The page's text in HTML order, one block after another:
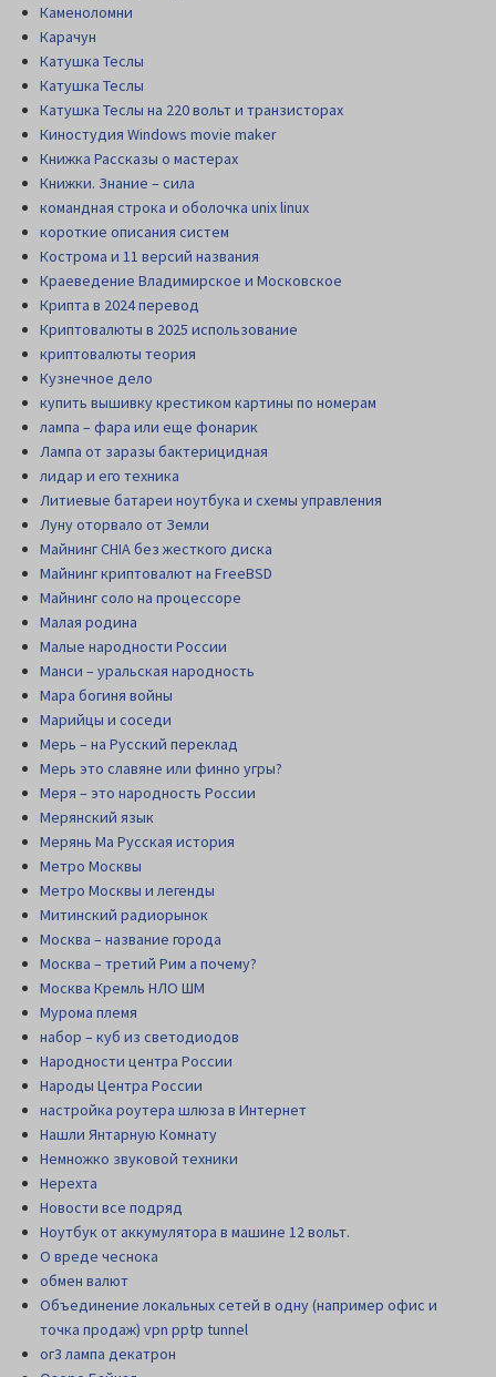
Каменоломни
Карачун
Катушка Теслы
Катушка Теслы
Катушка Теслы на 220 вольт и транзисторах
Киностудия Windows movie maker
Книжка Рассказы о мастерах
Книжки. Знание – сила
командная строка и оболочка unix linux
короткие описания систем
Кострома и 11 версий названия
Краеведение Владимирское и Московское
Крипта в 2024 перевод
Криптовалюты в 2025 использование
криптовалюты теория
Кузнечное дело
купить вышивку крестиком картины по номерам
лампа – фара или еще фонарик
Лампа от заразы бактерицидная
лидар и его техника
Литиевые батареи ноутбука и схемы управления
Луну оторвало от Земли
Майнинг CHIA без жесткого диска
Майнинг криптовалют на FreeBSD
Майнинг соло на процессоре
Малая родина
Малые народности России
Манси – уральская народность
Мара богиня войны
Марийцы и соседи
Мерь – на Русский переклад
Мерь это славяне или финно угры?
Меря – это народность России
Мерянский язык
Мерянь Ма Русская история
Метро Москвы
Метро Москвы и легенды
Митинский радиорынок
Москва – название города
Москва – третий Рим а почему?
Москва Кремль НЛО ШМ
Мурома племя
набор – куб из светодиодов
Народности центра России
Народы Центра России
настройка роутера шлюза в Интернет
Нашли Янтарную Комнату
Немножко звуковой техники
Нерехта
Новости все подряд
Ноутбук от аккумулятора в машине 12 вольт.
О вреде чеснока
обмен валют
Объединение локальных сетей в одну (например офис и
точка продаж) vpn pptp tunnel
ог3 лампа декатрон